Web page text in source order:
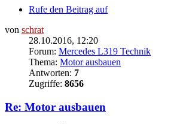
Rufe den Beitrag auf
von schrat
28.10.2016, 12:20
Forum: Mercedes L319 Technik
Thema: Motor ausbauen
Antworten: 7
Zugriffe: 8656
Re: Motor ausbauen